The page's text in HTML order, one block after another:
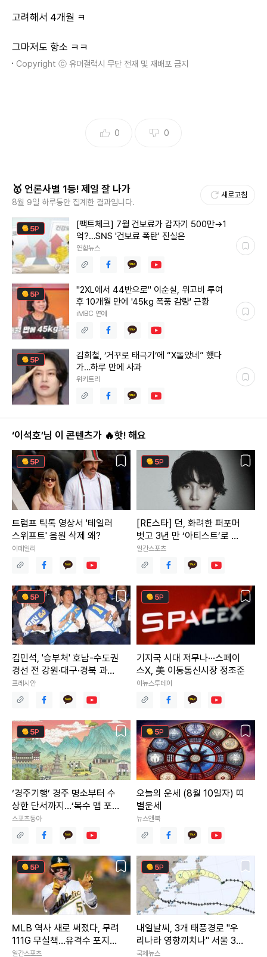
고려해서 4개월 ㅋ
그마저도 항소 ㅋㅋ
Copyright ⓒ 유머갤럭시 무단 전재 및 재배포 금지
0 0
🥇 언론사별 1등! 제일 잘 나가
8월 9일 하루동안 집계한 결과입니다.
새로고침
5P
[팩트체크] 7월 건보료가 갑자기 500만→1
억?…SNS '건보료 폭탄' 진실은
연합뉴스
5P
"2XL에서 44반으로" 이순실, 위고비 투여
후 10개월 만에 '45kg 폭풍 감량' 근황
iMBC 연예
5P
김희철, ‘거꾸로 태극기’에 “X돌았네” 했다
가…하루 만에 사과
위키트리
‘이석호’님 이 콘텐츠가 🔥핫! 해요
5P
트럼프 틱톡 영상서 '테일러
스위프트' 음원 삭제 왜?
이데일리
5P
[RE스타] 던, 화려한 퍼포머
벗고 3년 만 ‘아티스트’로 돌
아왔다
일간스포츠
5P
김민석, '승부처' 호남-수도권
경선 전 강원·대구·경북 과반
승리
프레시안
5P
기지국 시대 저무나···스페이
스X, 美 이동통신시장 정조준
이뉴스투데이
5P
‘경주기행’ 경주 명소부터 수
상한 단서까지…‘복수 맵 포스
터’ 공개
스포츠동아
5P
오늘의 운세 (8월 10일자) 띠
별운세
뉴스앤북
5P
MLB 역사 새로 써졌다, 무려
111G 무실책…유격수 포지션
역대 1위 '대업'
일간스포츠
5P
내일날씨, 3개 태풍경로 "우
리나라 영향끼치나" 서울 33
도 폭염 이어져
국제뉴스